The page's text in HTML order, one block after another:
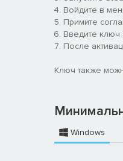
Войдите в
Примите
Введите ключ
После
Ключ также
Windows